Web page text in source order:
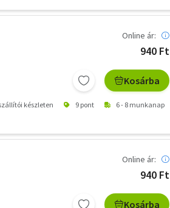
Online ár:
940 Ft
Kosárba
készleten 9 pont 6 - 8 munkanap
Online ár:
940 Ft
Kosárba